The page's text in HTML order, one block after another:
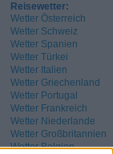
Reisewetter:
Wetter Österreich
Wetter Schweiz
Wetter Spanien
Wetter Türkei
Wetter Italien
Wetter Griechenland
Wetter Portugal
Wetter Frankreich
Wetter Niederlande
Wetter Großbritannien
Wetter Belgien